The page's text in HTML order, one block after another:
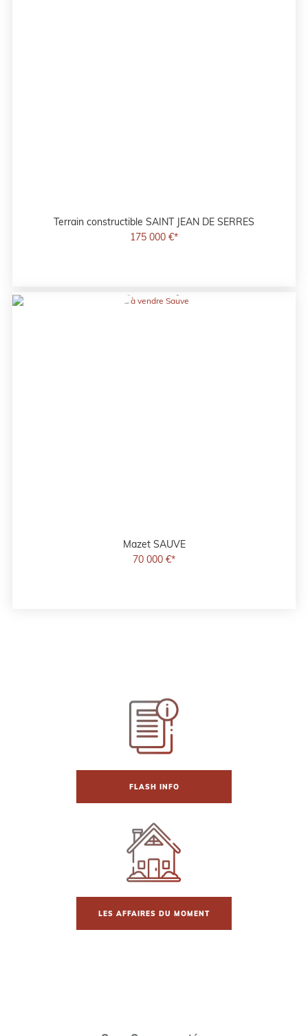
Terrain constructible SAINT JEAN DE SERRES
175 000 €*
Mazet SAUVE
70 000 €*
FLASH INFO
LES AFFAIRES DU MOMENT